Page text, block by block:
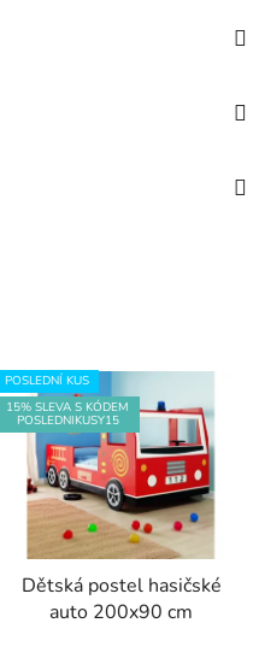
POSLEDNÍ KUS
15% SLEVA S KÓDEM
POSLEDNIKUSY15
Dětská postel hasičské
auto 200x90 cm